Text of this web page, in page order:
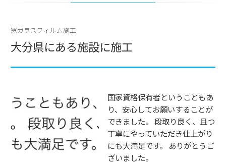
窓ガラスフィルム施工
大分県にある施設に施工
国家資格保有者ということもあ
り、安心してお願いすることが
できました。 段取り良く、且つ
丁寧にやっていただき仕上がり
にも大満足です。 ありがとうご
ざいました。